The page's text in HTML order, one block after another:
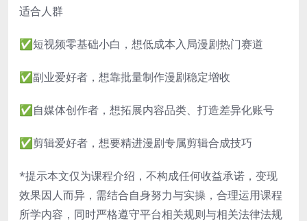
适合人群
✅短视频零基础小白，想低成本入局漫剧热门赛道
✅副业爱好者，想靠批量制作漫剧稳定增收
✅自媒体创作者，想拓展内容品类、打造差异化账号
✅剪辑爱好者，想要精进漫剧专属剪辑合成技巧
*提示本文仅为课程介绍，不构成任何收益承诺，变现
效果因人而异，需结合自身努力与实操，合理运用课程
所学内容，同时严格遵守平台相关规则与相关法律法规